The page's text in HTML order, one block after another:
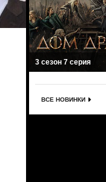
3 сезон 7 серия
ВСЕ НОВИНКИ